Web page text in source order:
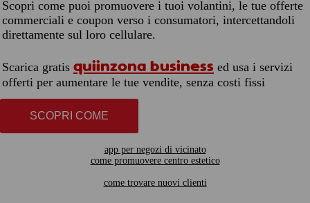
Scopri come puoi promuovere i tuoi volantini, le tue offerte
commerciali e coupon verso i consumatori, intercettandoli
direttamente sul loro cellulare.
Scarica gratis quiinzona business ed usa i servizi
offerti per aumentare le tue vendite, senza costi fissi
SCOPRI COME
app per negozi di vicinato
come promuovere centro estetico
come trovare nuovi clienti